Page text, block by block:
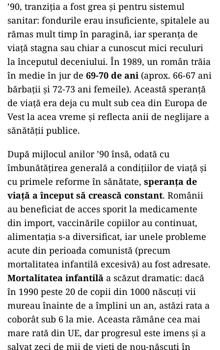
’90, tranziția a fost grea și pentru sistemul
sanitar: fondurile erau insuficiente, spitalele au
rămas mult timp în paragină, iar speranța de
viață stagna sau chiar a cunoscut mici reculuri
la începutul deceniului. În 1989, un român trăia
în medie în jur de 69-70 de ani (aprox. 66-67 ani
bărbații și 72-73 ani femeile). Această speranță
de viață era deja cu mult sub cea din Europa de
Vest la acea vreme și reflecta anii de neglijare a
sănătății publice.
După mijlocul anilor ’90 însă, odată cu
îmbunătățirea generală a condițiilor de viață și
cu primele reforme în sănătate, speranța de
viață a început să crească constant. Românii
au beneficiat de acces sporit la medicamente
din import, vaccinările copiilor au continuat,
alimentația s-a diversificat, iar unele probleme
acute din perioada comunistă (precum
mortalitatea infantilă excesivă) au fost adresate.
Mortalitatea infantilă a scăzut dramatic: dacă
în 1990 peste 20 de copii din 1000 născuți vii
mureau înainte de a împlini un an, astăzi rata a
coborât sub 6 la mie. Aceasta rămâne cea mai
mare rată din UE, dar progresul este imens și a
salvat zeci de mii de vieți de nou-născuți în